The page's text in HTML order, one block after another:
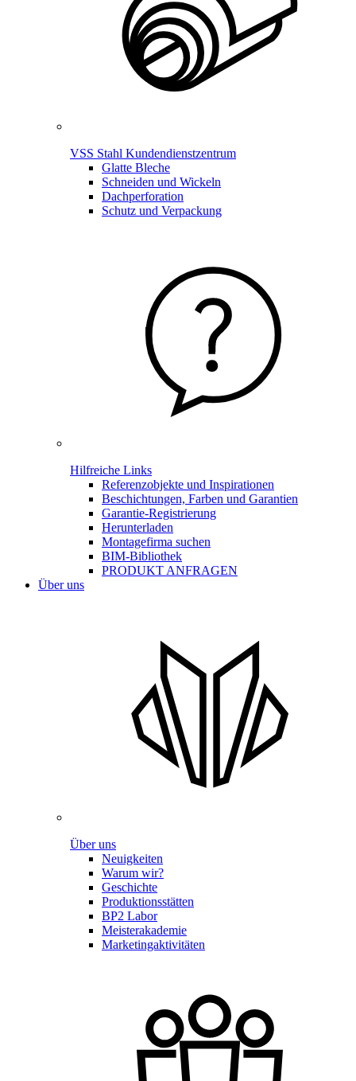
VSS Stahl Kundendienstzentrum
Glatte Bleche
Schneiden und Wickeln
Dachperforation
Schutz und Verpackung
Hilfreiche Links
Referenzobjekte und Inspirationen
Beschichtungen, Farben und Garantien
Garantie-Registrierung
Herunterladen
Montagefirma suchen
BIM-Bibliothek
PRODUKT ANFRAGEN
Über uns
Über uns
Neuigkeiten
Warum wir?
Geschichte
Produktionsstätten
BP2 Labor
Meisterakademie
Marketingaktivitäten